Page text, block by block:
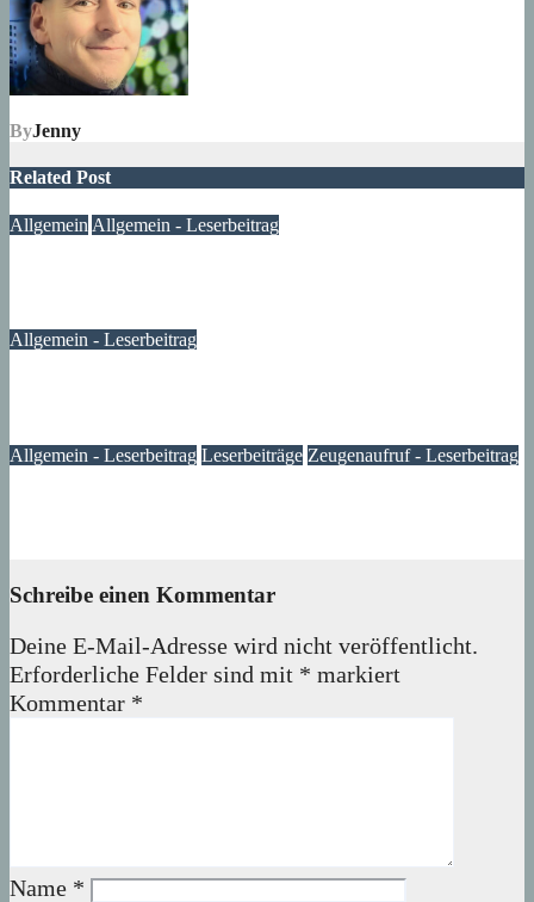
ByJenny
Related Post
Allgemein Allgemein - Leserbeitrag
Allgemein - Leserbeitrag
Allgemein - Leserbeitrag Leserbeiträge Zeugenaufruf - Leserbeitrag
Schreibe einen Kommentar
Deine E-Mail-Adresse wird nicht veröffentlicht.
Erforderliche Felder sind mit * markiert
Kommentar *
Name *